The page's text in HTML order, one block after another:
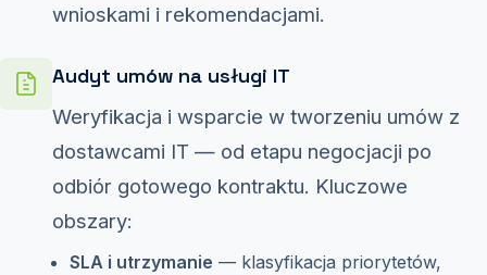
wnioskami i rekomendacjami.
Audyt umów na usługi IT
Weryfikacja i wsparcie w tworzeniu umów z
dostawcami IT — od etapu negocjacji po
odbiór gotowego kontraktu. Kluczowe
obszary:
SLA i utrzymanie — klasyfikacja priorytetów,